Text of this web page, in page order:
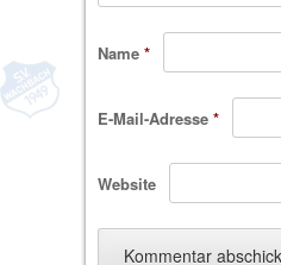
Name *
E-Mail-Adresse *
Website